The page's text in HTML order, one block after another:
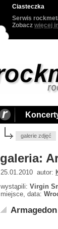
Ciasteczka
Serwis
Zobacz więcej
galerie zdjęć
galeria:
25.01.2010 autor:
wystąpili: Virgin
miejsce, data:
Armagedon